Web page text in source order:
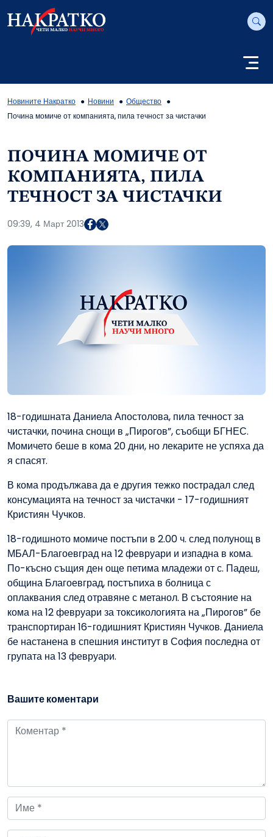
Новините Накратко Новини
Общество
Почина момиче от компанията, пила течност за чистачки
ПОЧИНА МОМИЧЕ ОТ
КОМПАНИЯТА, ПИЛА
ТЕЧНОСТ ЗА ЧИСТАЧКИ
09:39, 4 Март 2013
18-годишната Даниела Апостолова, пила течност за
чистачки, почина снощи в „Пирогов”, съобщи БГНЕС.
Момичето беше в кома 20 дни, но лекарите не успяха да
я спасят.
В кома продължава да е другия тежко пострадал след
консумацията на течност за чистачки - 17-годишният
Кристиян Чучков.
18-годишното момиче постъпи в 2.00 ч. след полунощ в
МБАЛ-Благоевград на 12 февруари и изпадна в кома.
По-късно същия ден още петима младежи от с. Падеш,
община Благоевград, постъпиха в болница с
оплаквания след отравяне с метанол. В състояние на
кома на 12 февруари за токсикологията на „Пирогов” бе
транспортиран 16-годишният Кристиян Чучков. Даниела
бе настанена в спешния институт в София последна от
групата на 13 февруари.
Вашите коментари